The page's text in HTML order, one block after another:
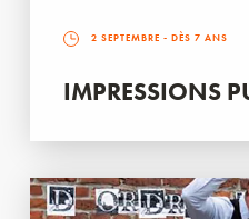
2 SEPTEMBRE - DÈS 7 ANS
IMPRESSIONS